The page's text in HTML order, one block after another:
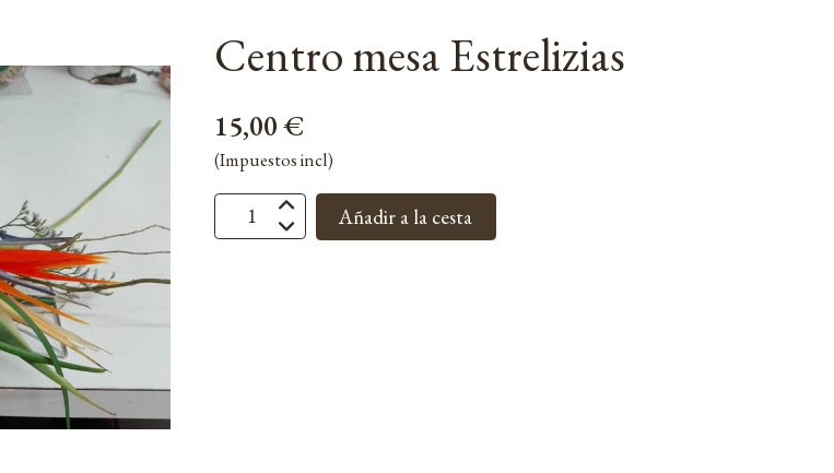
Centro mesa Estrelizias
15,00 €
(Impuestos incl)
Añadir a la cesta